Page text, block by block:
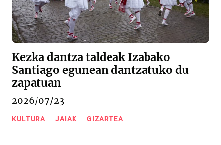
Kezka dantza taldeak Izabako
Santiago egunean dantzatuko du
zapatuan
2026/07/23
KULTURA JAIAK GIZARTEA